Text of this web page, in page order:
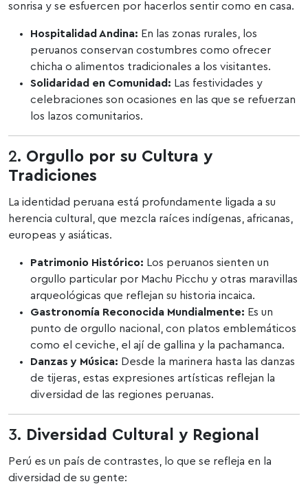
sonrisa y se esfuercen por hacerlos sentir como en casa.
Hospitalidad Andina: En las zonas rurales, los
peruanos conservan costumbres como ofrecer
chicha o alimentos tradicionales a los visitantes.
Solidaridad en Comunidad: Las festividades y
celebraciones son ocasiones en las que se refuerzan
los lazos comunitarios.
2. Orgullo por su Cultura y
Tradiciones
La identidad peruana está profundamente ligada a su
herencia cultural, que mezcla raíces indígenas, africanas,
europeas y asiáticas.
Patrimonio Histórico: Los peruanos sienten un
orgullo particular por Machu Picchu y otras maravillas
arqueológicas que reflejan su historia incaica.
Gastronomía Reconocida Mundialmente: Es un
punto de orgullo nacional, con platos emblemáticos
como el ceviche, el ají de gallina y la pachamanca.
Danzas y Música: Desde la marinera hasta las danzas
de tijeras, estas expresiones artísticas reflejan la
diversidad de las regiones peruanas.
3. Diversidad Cultural y Regional
Perú es un país de contrastes, lo que se refleja en la
diversidad de su gente: